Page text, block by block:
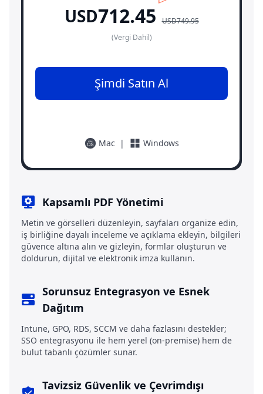
USD712.45
USD749.95
(Vergi Dahil)
Şimdi Satın Al
Mac | Windows
Kapsamlı PDF Yönetimi
Metin ve görselleri düzenleyin, sayfaları organize edin,
iş birliğine dayalı inceleme ve açıklama ekleyin, bilgileri
güvence altına alın ve gizleyin, formlar oluşturun ve
doldurun, dijital ve elektronik imza kullanın.
Sorunsuz Entegrasyon ve Esnek
Dağıtım
Intune, GPO, RDS, SCCM ve daha fazlasını destekler;
SSO entegrasyonu ile hem yerel (on-premise) hem de
bulut tabanlı çözümler sunar.
Tavizsiz Güvenlik ve Çevrimdışı